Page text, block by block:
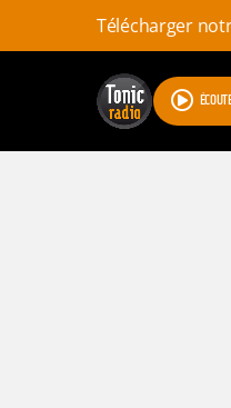
Télécharger